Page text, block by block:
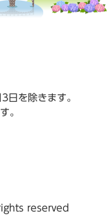
を除きます。
。
reserved